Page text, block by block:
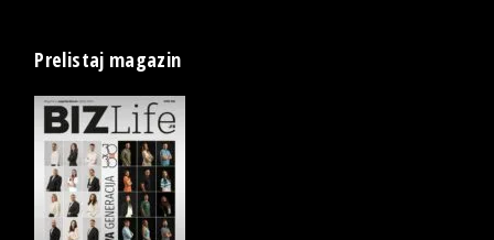
Prelistaj magazin